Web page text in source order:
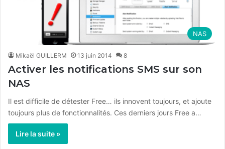
NAS
Mikaël GUILLERM 13 juin 2014 8
Activer les notifications SMS sur son
NAS
Il est difficile de détester Free… ils innovent toujours, et ajoute
toujours plus de fonctionnalités. Ces derniers jours Free a…
Lire la suite »